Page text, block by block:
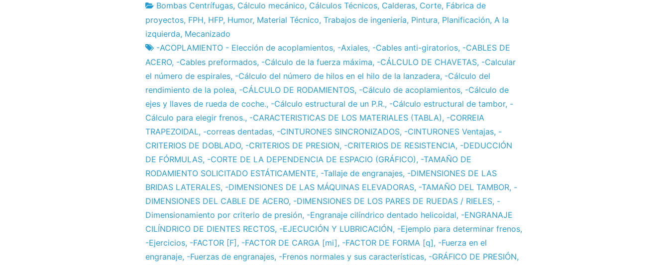
Fábrica
de
proyectos
7
el
diciembre
el
2012
Bombas Centrífugas, Cálculo mecánico, Cálculos Técnicos, Calderas, Corte, Fábrica de
proyectos, FPH, HFP, Humor, Material Técnico, Trabajos de ingeniería, Pintura, Planificación, A la
izquierda, Mecanizado
-ACOPLAMIENTO - Elección de acoplamientos, -Axiales, -Cables anti-giratorios, -CABLES DE
ACERO, -Cables preformados, -Cálculo de la fuerza máxima, -CÁLCULO DE CHAVETAS, -Calcular
el número de espirales, -Cálculo del número de hilos en el hilo de la lanzadera, -Cálculo del
rendimiento de la polea, -CÁLCULO DE RODAMIENTOS, -Cálculo de acoplamientos, -Cálculo de
ejes y llaves de rueda de coche., -Cálculo estructural de un P.R., -Cálculo estructural de tambor, -
Cálculo para elegir frenos., -CARACTERISTICAS DE LOS MATERIALES (TABLA), -CORREIA
TRAPEZOIDAL, -correas dentadas, -CINTURONES SINCRONIZADOS, -CINTURONES Ventajas, -
CRITERIOS DE DOBLADO, -CRITERIOS DE PRESION, -CRITERIOS DE RESISTENCIA, -DEDUCCIÓN
DE FÓRMULAS, -CORTE DE LA DEPENDENCIA DE ESPACIO (GRÁFICO), -TAMAÑO DE
RODAMIENTO SOLICITADO ESTÁTICAMENTE, -Tallaje de engranajes, -DIMENSIONES DE LAS
BRIDAS LATERALES, -DIMENSIONES DE LAS MÁQUINAS ELEVADORAS, -TAMAÑO DEL TAMBOR, -
DIMENSIONES DEL CABLE DE ACERO, -DIMENSIONES DE LOS PARES DE RUEDAS / RIELES, -
Dimensionamiento por criterio de presión, -Engranaje cilíndrico dentado helicoidal, -ENGRANAJE
CILÍNDRICO DE DIENTES RECTOS, -EJECUCIÓN Y LUBRICACIÓN, -Ejemplo para determinar frenos,
-Ejercicios, -FACTOR [F] , -FACTOR DE CARGA [mi], -FACTOR DE FORMA [q], -Fuerza en el
engranaje, -Fuerzas de engranajes, -Frenos normales y sus características, -GRÁFICO DE PRESIÓN,